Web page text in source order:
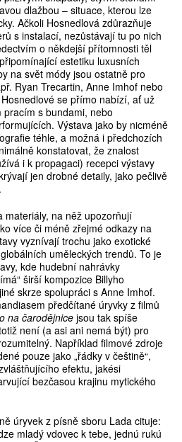
dlažbou – situace, kterou lze
Ačkoli Hosnedlová zdůrazňuje
s instalací, nezůstávají tu po nich
o někdejší přítomnosti těl
estetiku luxusních
na svět módy jsou ostatně pro
Ryan Trecartin, Anne Imhof nebo
se přímo nabízí, ať už
s bundami, nebo
Výstava jako by nicméně
téhle, a možná i předchozích
konstatovat, že znalost
i k propagaci) recepci výstavy
jen drobné detaily, jako pečlivě
materiály, na něž upozorňují
více či méně zřejmé odkazy na
vyznívají trochu jako exotické
uměleckých trendů. To je
kde hudební nahrávky
širší kompozice Billyho
skrze spolupráci s Anne Imhof.
předčítané úryvky z filmů
na čarodějnice jsou tak spíše
není (a asi ani nemá být) pro
Například filmové zdroje
pouze jako „řádky v češtině“,
efektu, jakési
bezčasou krajinu mytického
úryvek z písně sboru Lada cituje:
mladý vdovec k tebe, jednú rukú